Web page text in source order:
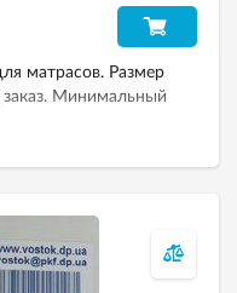
матрасов. Размер
заказ. Минимальный